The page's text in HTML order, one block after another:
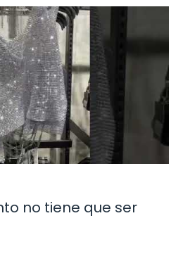
no tiene que ser